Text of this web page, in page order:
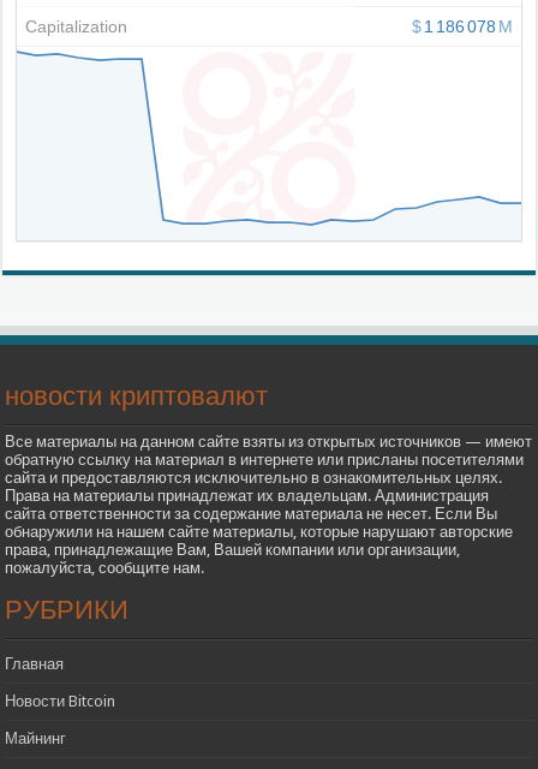
новости криптовалют
Все материалы на данном сайте взяты из открытых источников — имеют
обратную ссылку на материал в интернете или присланы посетителями
сайта и предоставляются исключительно в ознакомительных целях.
Права на материалы принадлежат их владельцам. Администрация
сайта ответственности за содержание материала не несет. Если Вы
обнаружили на нашем сайте материалы, которые нарушают авторские
права, принадлежащие Вам, Вашей компании или организации,
пожалуйста, сообщите нам.
РУБРИКИ
Главная
Новости Bitcoin
Майнинг